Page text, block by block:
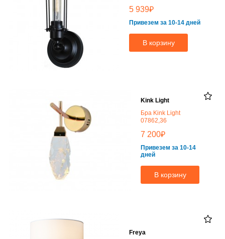
5 939₽
Привезем за 10-14 дней
В корзину
Kink Light
Бра Kink Light
07862,36
7 200₽
Привезем за 10-14
дней
В корзину
Freya